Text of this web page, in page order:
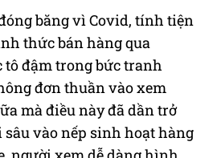
băng vì Covid, tính tiện
thức bán hàng qua
đậm trong bức tranh
đơn thuần vào xem
mà điều này đã dần trở
vào nếp sinh hoạt hàng